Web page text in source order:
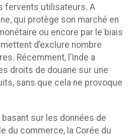
fervents utilisateurs. A
qui protège son marché en
ou encore par le biais
d’exclure nombre
Récemment, l’Inde a
droits de douane sur une
sans que cela ne provoque
basant sur les données de
du commerce, la Corée du